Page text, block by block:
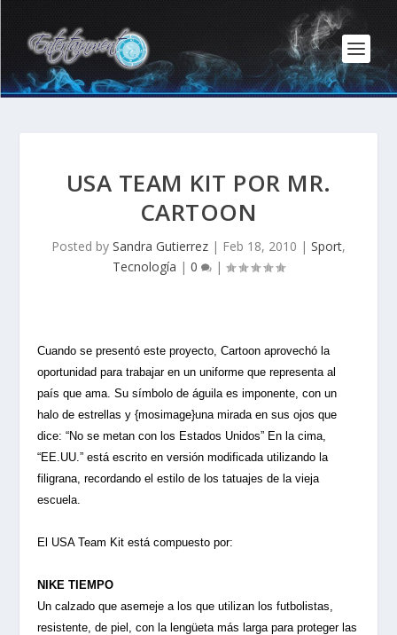
USA TEAM KIT POR MR.
CARTOON
Posted by Sandra Gutierrez | Feb 18, 2010 | Sport,
Tecnología | 0 |
Cuando se presentó este proyecto, Cartoon aprovechó la
oportunidad para trabajar en un uniforme que representa al
país que ama. Su símbolo de águila es imponente, con un
halo de estrellas y {mosimage}una mirada en sus ojos que
dice: “No se metan con los Estados Unidos” En la cima,
“EE.UU.” está escrito en versión modificada utilizando la
filigrana, recordando el estilo de los tatuajes de la vieja
escuela.
El USA Team Kit está compuesto por:
NIKE TIEMPO
Un calzado que asemeje a los que utilizan los futbolistas,
resistente, de piel, con la lengüeta más larga para proteger las